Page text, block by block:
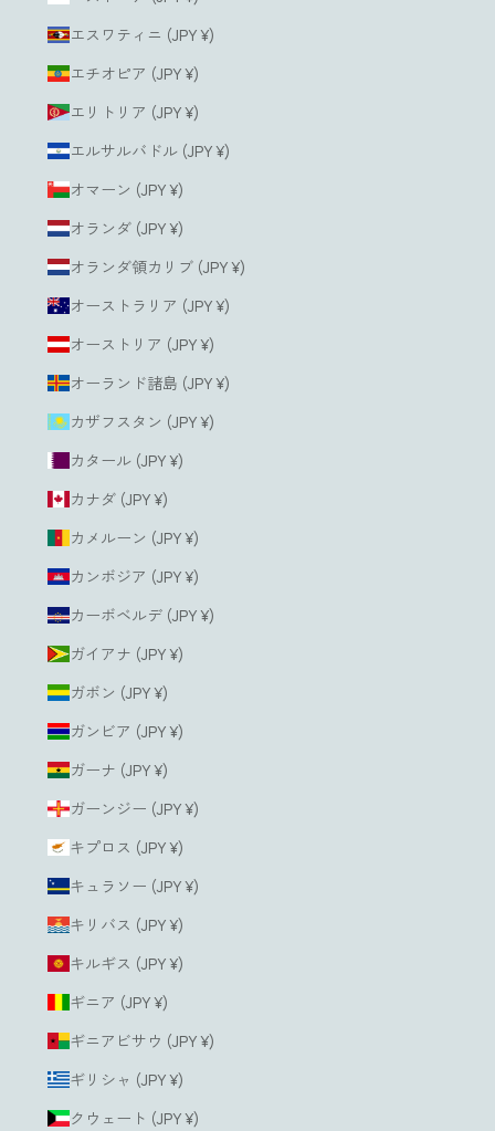
エスワティニ (JPY ¥)
エチオピア (JPY ¥)
エリトリア (JPY ¥)
エルサルバドル (JPY ¥)
オマーン (JPY ¥)
オランダ (JPY ¥)
オランダ領カリブ (JPY ¥)
オーストラリア (JPY ¥)
オーストリア (JPY ¥)
オーランド諸島 (JPY ¥)
カザフスタン (JPY ¥)
カタール (JPY ¥)
カナダ (JPY ¥)
カメルーン (JPY ¥)
カンボジア (JPY ¥)
カーボベルデ (JPY ¥)
ガイアナ (JPY ¥)
ガボン (JPY ¥)
ガンビア (JPY ¥)
ガーナ (JPY ¥)
ガーンジー (JPY ¥)
キプロス (JPY ¥)
キュラソー (JPY ¥)
キリバス (JPY ¥)
キルギス (JPY ¥)
ギニア (JPY ¥)
ギニアビサウ (JPY ¥)
ギリシャ (JPY ¥)
クウェート (JPY ¥)